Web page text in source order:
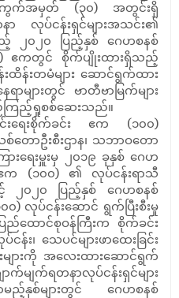
ကွက်အမှတ် (၃၀) အတွင်းရှိ
ာ လုပ်ငန်းရှင်များအသင်း၏
၂၀၂၀ ပြည့်နှစ် ဂေဟစနစ်
) ဧကတွင် စိုက်ပျိုးထားရှိသည့်
ထိန်းတမံများ ဆောင်ရွက်ထား
များတွင် ဗာတီဗာမြက်များ
ြည့်ရှုစစ်ဆေးသည်။
ရေးစိုက်ခင်း ဧက (၁၀၀)
တောဦးစီးဌာန၊ သဘာဝတော
းရေးမှူးမှ ၂၀၁၉ ခုနှစ် ဂေဟ
ဧက (၁၀၀) ၏ လုပ်ငန်းရာသီ
၂၀၂၀ ပြည့်နှစ် ဂေဟစနစ်
) လုပ်ငန်းဆောင် ရွက်ပြီးစီးမှု
ည်ထောင်စုဝန်ကြီးက စိုက်ခင်း
ငန်း၊ သေပင်များဖာထေးခြင်း
များကို အလေးထားဆောင်ရွက်
က်မျက်ရတနာလုပ်ငန်းရှင်များ
ည့်နှစ်များတွင် ဂေဟစနစ်